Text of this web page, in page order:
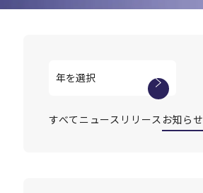
Expert
Company
すべて ニュースリリース お知らせ